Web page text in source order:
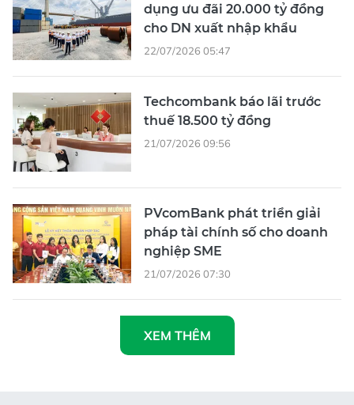
dụng ưu đãi 20.000 tỷ đồng
cho DN xuất nhập khẩu
22/07/2026 05:47
Techcombank báo lãi trước
thuế 18.500 tỷ đồng
21/07/2026 09:56
PVcomBank phát triển giải
pháp tài chính số cho doanh
nghiệp SME
21/07/2026 07:30
XEM THÊM